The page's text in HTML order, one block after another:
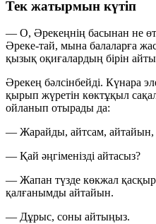
Тек жатырмын күтіп
— О, Әрекеңнің басынан не
Әреке-тай, мына балаларға
қызық оқиғалардың бірін
Әрекең бәлсінбейді. Күнара
қырып жүретін көктұқыл
ойланып отырады да:
— Жарайды, айтсам, айтайын,
— Қай әңгіменізді айтасыз?
— Жапан түзде көкжал
қалғанымды айтайын.
— Дұрыс, соны айтыңыз.